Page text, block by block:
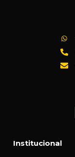
Institucional